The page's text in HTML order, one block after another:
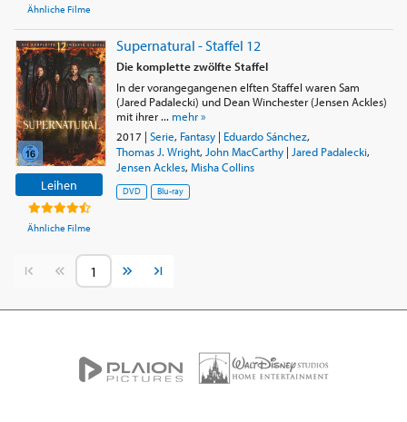
Ähnliche Filme
Leihen
Ähnliche Filme
Supernatural - Staffel 12
Die komplette zwölfte Staffel
In der vorangegangenen elften Staffel waren Sam
(Jared Padalecki) und Dean Winchester (Jensen Ackles)
mit ihrer ... mehr »
2017 | Serie, Fantasy| Eduardo Sánchez,
Thomas J. Wright, John MacCarthy| Jared Padalecki,
Jensen Ackles, Misha Collins
DVD Blu-ray
Vorherige SeiteNächste Seite